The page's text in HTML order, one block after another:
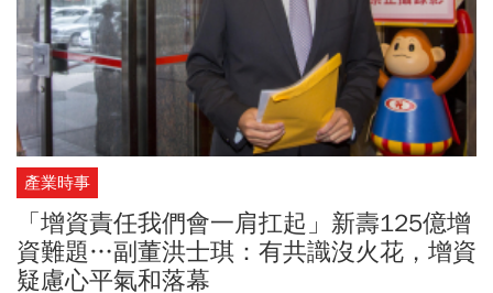
產業時事
「增資責任我們會一肩扛起」新壽125億增
資難題…副董洪士琪：有共識沒火花，增資
疑慮心平氣和落幕